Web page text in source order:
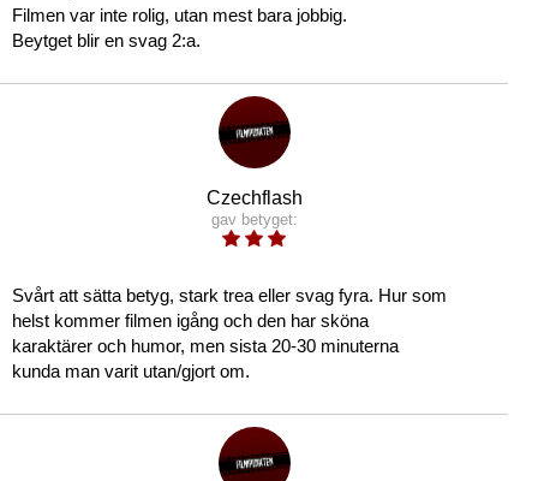
Filmen var inte rolig, utan mest bara jobbig.
Beytget blir en svag 2:a.
Czechflash
gav betyget:
Svårt att sätta betyg, stark trea eller svag fyra. Hur som
helst kommer filmen igång och den har sköna
karaktärer och humor, men sista 20-30 minuterna
kunda man varit utan/gjort om.